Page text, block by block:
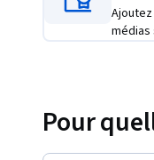
médias
Pour